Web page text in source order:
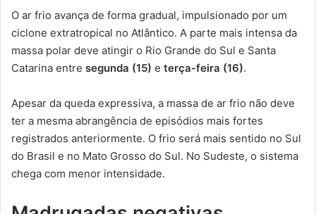
O ar frio avança de forma gradual, impulsionado por um
ciclone extratropical no Atlântico. A parte mais intensa da
massa polar deve atingir o Rio Grande do Sul e Santa
Catarina entre segunda (15) e terça-feira (16).
Apesar da queda expressiva, a massa de ar frio não deve
ter a mesma abrangência de episódios mais fortes
registrados anteriormente. O frio será mais sentido no Sul
do Brasil e no Mato Grosso do Sul. No Sudeste, o sistema
chega com menor intensidade.